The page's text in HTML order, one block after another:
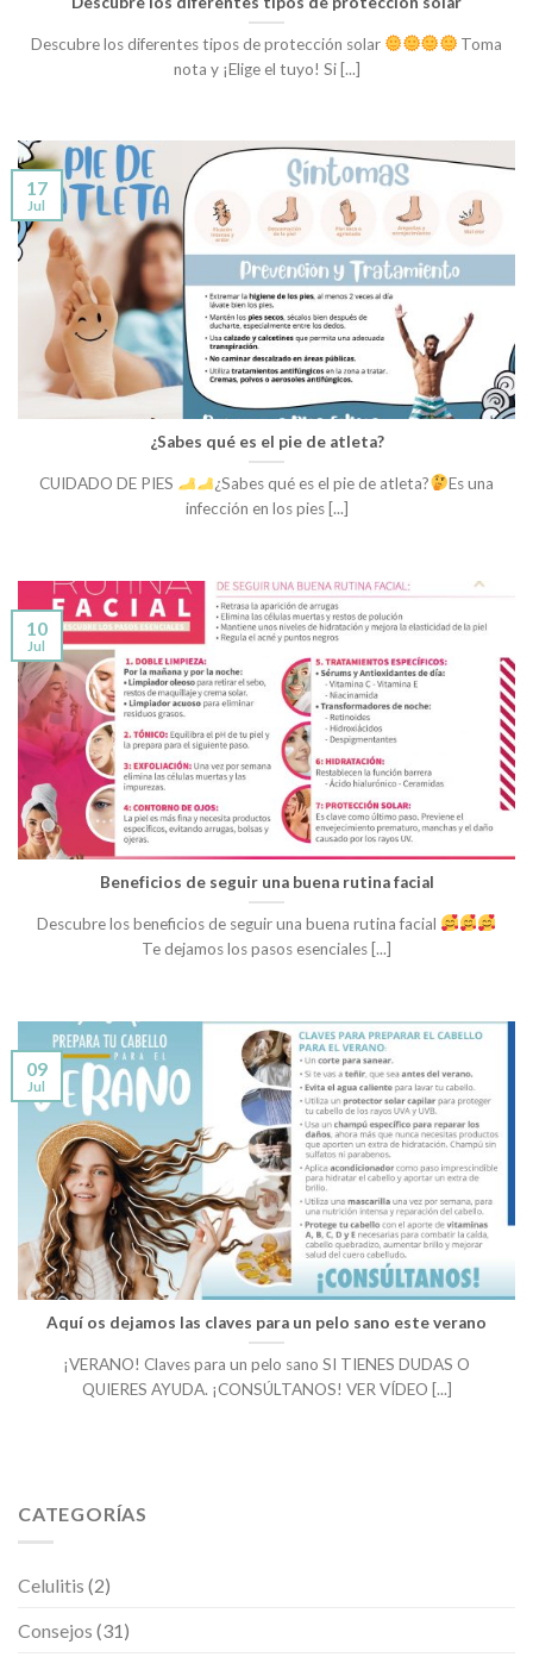
Descubre los diferentes tipos de protección solar
Toma
nota y ¡Elige el tuyo! Si [...]
¿Sabes qué es el pie de atleta?
CUIDADO DE PIES ¿Sabes qué es el pie de atleta?
Es una
infección en los pies [...]
17
Jul
Beneficios de seguir una buena rutina facial
Descubre los beneficios de seguir una buena rutina facial
Te dejamos los pasos esenciales [...]
10
Jul
Aquí os dejamos las claves para un pelo sano este verano
¡VERANO! Claves para un pelo sano SI TIENES DUDAS O
QUIERES AYUDA. ¡CONSÚLTANOS! VER VÍDEO [...]
09
Jul
CATEGORÍAS
Celulitis (2)
Consejos (31)